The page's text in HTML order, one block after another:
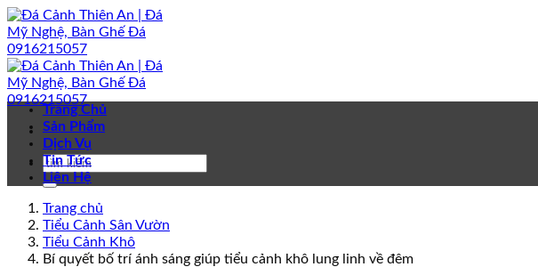
Bỏ
qua
nội
dung
Trang Chủ
Sản Phẩm
Dịch Vụ
Tin Tức
Liên Hệ
Trang chủ
Tiểu Cảnh Sân Vườn
Tiểu Cảnh Khô
Bí quyết bố trí ánh sáng giúp tiểu cảnh khô lung linh về đêm